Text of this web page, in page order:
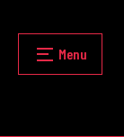
Fermer
Menu